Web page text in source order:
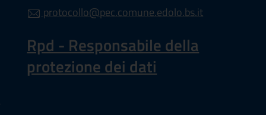
protocollo@pec.comune.edolo.bs.it
Rpd - Responsabile della
protezione dei dati